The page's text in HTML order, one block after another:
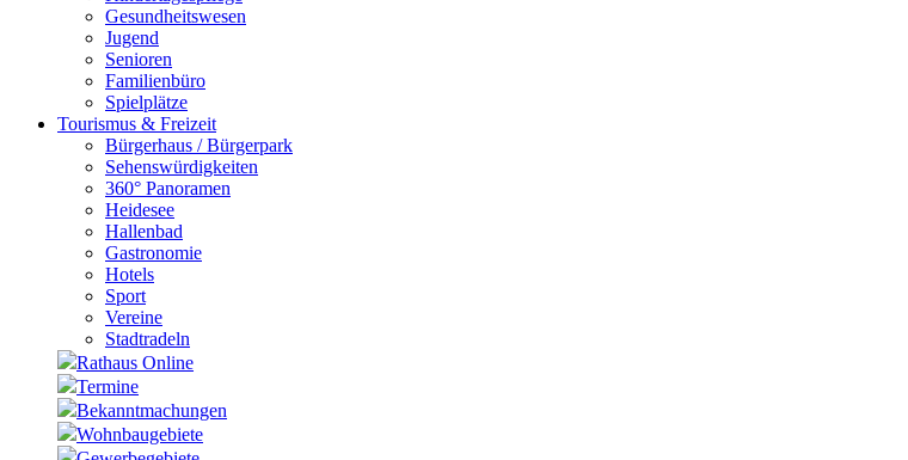
Gesundheitswesen
Jugend
Senioren
Familienbüro
Spielplätze
Tourismus & Freizeit
Bürgerhaus / Bürgerpark
Sehenswürdigkeiten
360° Panoramen
Heidesee
Hallenbad
Gastronomie
Hotels
Sport
Vereine
Stadtradeln
Rathaus Online
Termine
Bekanntmachungen
Wohnbaugebiete